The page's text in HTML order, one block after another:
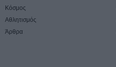
Κόσμος
Αθλητισμός
Άρθρα